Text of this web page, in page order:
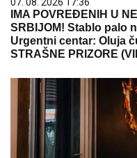
IMA POVREĐENIH U
SRBIJOM! Stablo palo
Urgentni centar: Oluja
STRAŠNE PRIZORE